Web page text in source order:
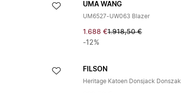
UMA WANG
UM6527-UW063 Blazer
1.688 €1.918,50 €
-12%
FILSON
Heritage Katoen Donsjack Donszak